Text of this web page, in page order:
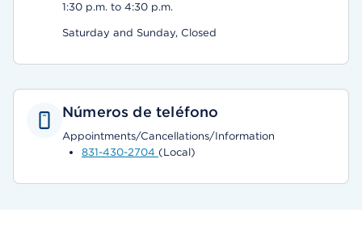
1:30 p.m. to 4:30 p.m.
Saturday and Sunday, Closed
Números de teléfono
Appointments/Cancellations/Information
831-430-2704 (Local)